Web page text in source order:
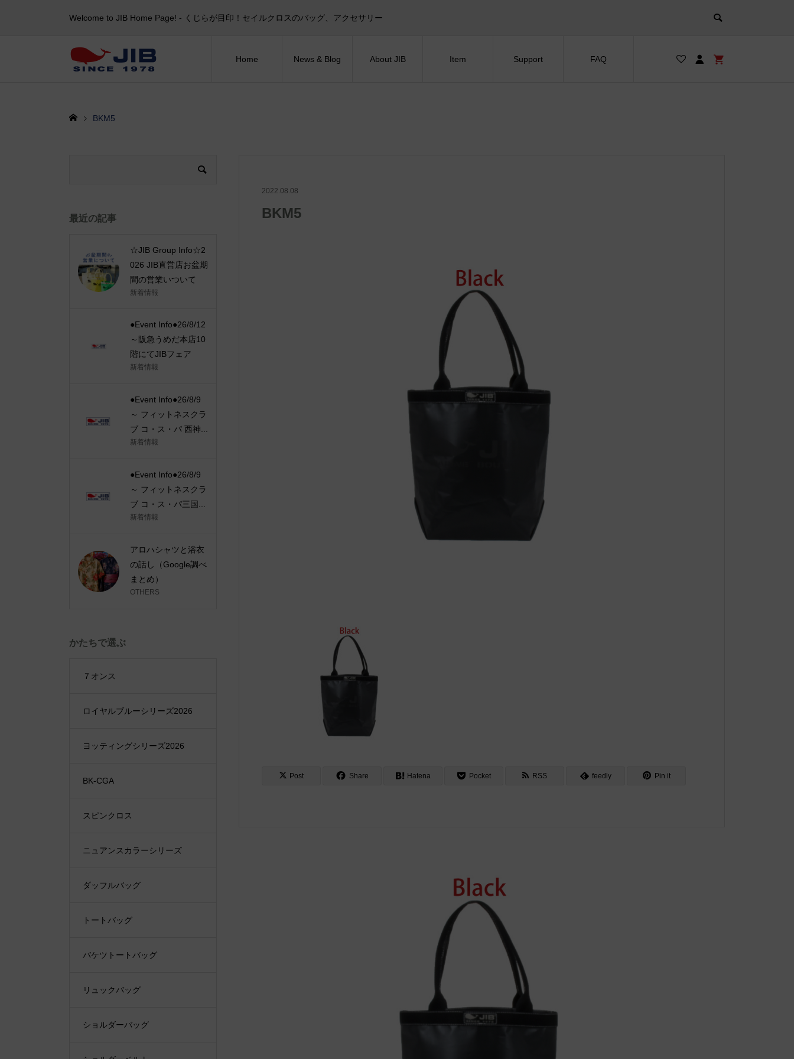
Welcome to JIB Home Page! ‐ くじらが目印！セイルクロスのバッグ、アクセサリー
Home News & Blog About JIB Item Support FAQ
BKM5
2022.08.08
BKM5
Post Share Hatena Pocket RSS feedly Pin it
最近の記事
☆JIB Group Info☆2
026 JIB直営店お盆期
間の営業いついて
新着情報
●Event Info●26/8/12
～阪急うめだ本店10
階にてJIBフェア
新着情報
●Event Info●26/8/9
～ フィットネスクラ
ブ コ・ス・パ 西神...
新着情報
●Event Info●26/8/9
～ フィットネスクラ
ブ コ・ス・パ三国...
新着情報
アロハシャツと浴衣
の話し（Google調べ
まとめ）
OTHERS
かたちで選ぶ
７オンス
ロイヤルブルーシリーズ2026
ヨッティングシリーズ2026
BK-CGA
スピンクロス
ニュアンスカラーシリーズ
ダッフルバッグ
トートバッグ
バケツトートバッグ
リュックバッグ
ショルダーバッグ